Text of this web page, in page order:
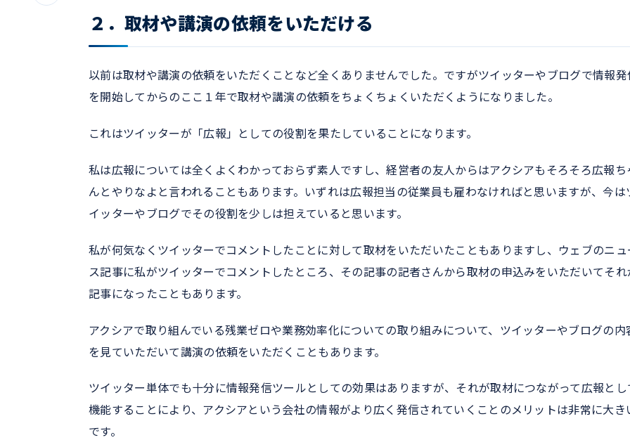
２．取材や講演の依頼をいただける
以前は取材や講演の依頼をいただくことなど全くありませんでした。ですがツイッターやブログで情報発
を開始してからのここ１年で取材や講演の依頼をちょくちょくいただくようになりました。
これはツイッターが「広報」としての役割を果たしていることになります。
私は広報については全くよくわかっておらず素人ですし、経営者の友人からはアクシアもそろそろ広報ち
んとやりなよと言われることもあります。いずれは広報担当の従業員も雇わなければと思いますが、今は
イッターやブログでその役割を少しは担えていると思います。
私が何気なくツイッターでコメントしたことに対して取材をいただいたこともありますし、ウェブのニュ
ス記事に私がツイッターでコメントしたところ、その記事の記者さんから取材の申込みをいただいてそれ
記事になったこともあります。
アクシアで取り組んでいる残業ゼロや業務効率化についての取り組みについて、ツイッターやブログの内
を見ていただいて講演の依頼をいただくこともあります。
ツイッター単体でも十分に情報発信ツールとしての効果はありますが、それが取材につながって広報とし
機能することにより、アクシアという会社の情報がより広く発信されていくことのメリットは非常に大き
です。